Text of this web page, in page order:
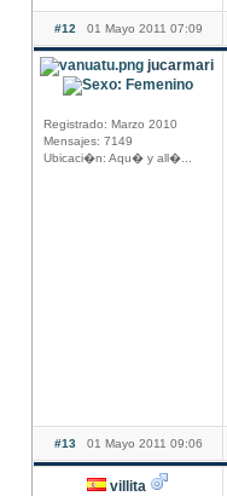
#12 01 Mayo 2011 07:09
jucarmari
Registrado: Marzo 2010
Mensajes: 7149
Ubicaci�n: Aqu� y all�...
#13 01 Mayo 2011 09:06
villita